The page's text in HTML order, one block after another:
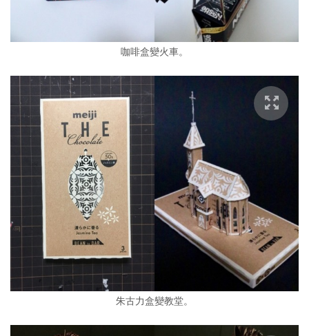
咖啡盒變火車。
朱古力盒變教堂。